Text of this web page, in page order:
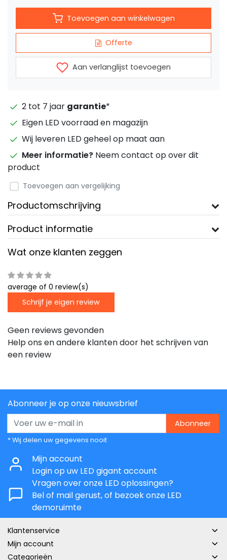
Toevoegen aan winkelwagen
Offerte
Aan verlanglijst toevoegen
2 tot 7 jaar garantie*
Eigen LED voorraad en magazijn
Wij leveren LED geheel op maat aan
Meer informatie? Neem contact op over dit
product
Toevoegen aan vergelijking
Productomschrijving
Product informatie
Wat onze klanten zeggen
average of 0 review(s)
Schrijf je eigen review
Geen reviews gevonden
Help ons en andere klanten door het schrijven van
een review
Abonneer je op onze nieuwsbrief
Abonneer
* Wij delen uw gegevens nooit
Mijn account
Login op uw LED gigant account
Vragen over onze LED oplossingen?
Bel of mail gerust, of bezoek onze LED
demoruimte
Klantenservice
Mijn account
Categorieën